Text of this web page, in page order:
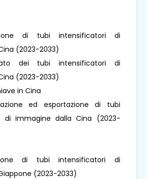
di tubi intensificatori di
(2023-2033)
dei tubi intensificatori di
(2023-2033)
in Cina
ed esportazione di tubi
di immagine dalla Cina (2023-
di tubi intensificatori di
(2023-2033)